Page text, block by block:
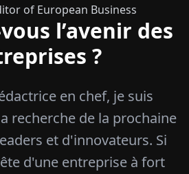
of European Business
l’avenir des
?
en chef, je suis
recherche de la prochaine
et d'innovateurs. Si
d'une entreprise à fort